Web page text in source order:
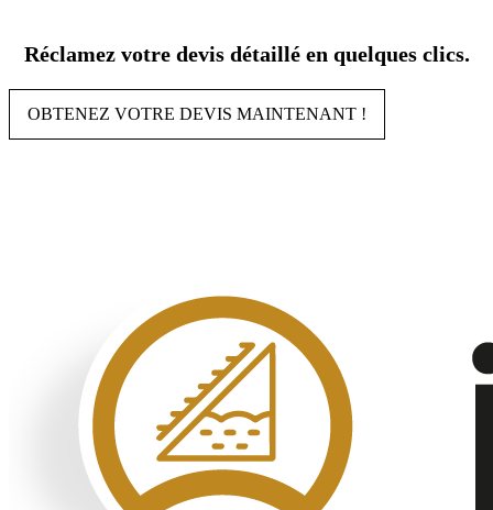
contenu
Réclamez votre devis détaillé en quelques clics.
OBTENEZ VOTRE DEVIS MAINTENANT !